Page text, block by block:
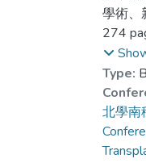
些研究
不局限
例如
刊物
交融。
近年中
港澳大
學術、
傳統文
亞等地
校，讓
者，並
移」遂
港的新
角色，
274
Type:
北學南